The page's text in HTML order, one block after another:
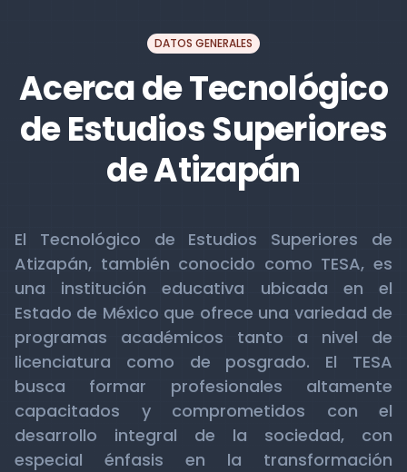
DATOS GENERALES
Acerca de Tecnológico
de Estudios Superiores
de Atizapán
El Tecnológico de Estudios Superiores de
Atizapán, también conocido como TESA, es
una institución educativa ubicada en el
Estado de México que ofrece una variedad de
programas académicos tanto a nivel de
licenciatura como de posgrado. El TESA
busca formar profesionales altamente
capacitados y comprometidos con el
desarrollo integral de la sociedad, con
especial énfasis en la transformación